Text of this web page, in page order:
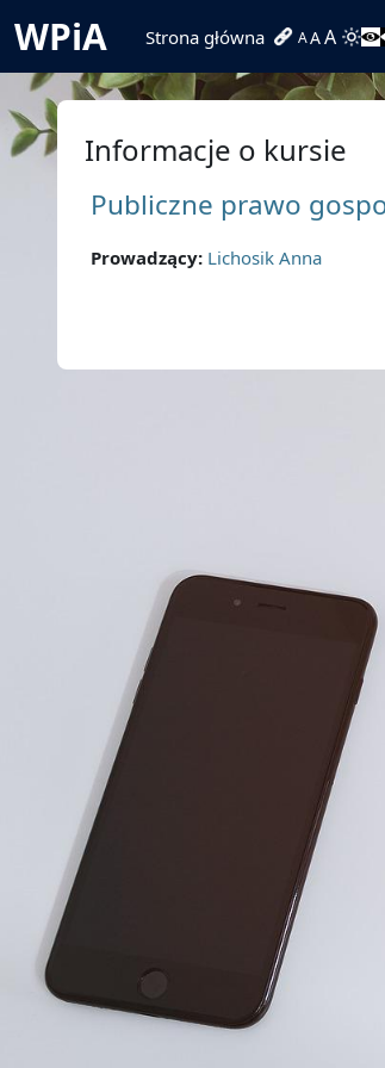
WPiA Strona główna AAA
Informacje o kursie
Publiczne prawo
Prowadzący: Lichosik Anna